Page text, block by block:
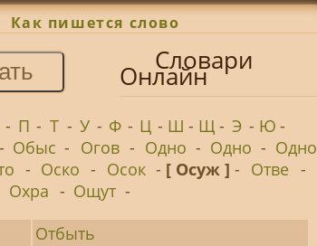
Как пишется слово
Словари
Онлайн
- П - Т - У - Ф - Ц - Ш - Щ- Э - Ю-
- Обыс - Огов - Одно - Одно - Одно
- Оско - Осок - [ Осуж ]- Отве -
Охра - Ощут -
Отбыть